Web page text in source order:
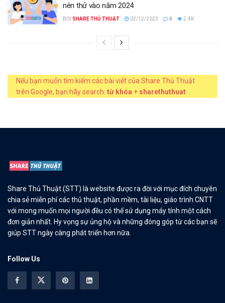
nên thử vào năm 2024
BỞI SHARE THỦ THUẬT 02/12/2023 0 2.4K
Nếu bạn muốn tìm kiếm các bài viết của Share Thủ Thuật
trên Google, bạn hãy search: từ khóa + sharethuthuat
Share Thủ Thuật (STT) là website được ra đời với mục đích chuyên
chia sẻ miễn phí các thủ thuật, phần mềm, tài liệu, giáo trình CNTT
với mong muốn mọi người đều có thể sử dụng máy tính một cách
đơn giản nhất. Hy vọng sự ủng hộ và những đóng góp từ các bạn sẽ
giúp STT ngày càng phát triển hơn nữa.
Follow Us